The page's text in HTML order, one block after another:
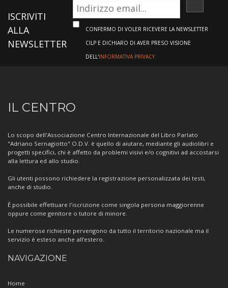
ISCRIVITI
ALLA
NEWSLETTER
CONFERMO DI VOLER RICEVERE LA NEWSLETTER
CILP E DICHIARO DI AVER PRESO VISIONE
DELL'INFORMATIVA PRIVACY.
Informazioni
sul
Centro
IL CENTRO
Lo scopo dell'Associazione Centro Internazionale del Libro Parlato
"Adriano Sernagiotto" O.D.V. è quello di aiutare, mediante gli audiolibri e
progetti specifici, chi è affetto da problemi visivi e/o cognitivi ad accostarsi
alla lettura ed allo studio.
Gli utenti possono richiedere la registrazione personalizzata dei testi,
anche di studio.
È possibile effettuare l'iscrizione come singola persona maggiorenne
oppure come genitore o tutore di minore.
Le numerose richieste pervengono da tutto il territorio nazionale ma il
servizio è esteso anche all’estero.
NAVIGAZIONE
Home